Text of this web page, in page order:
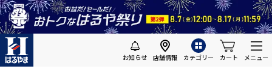
お知らせ 店舗情報 カテゴリー カート メニュー